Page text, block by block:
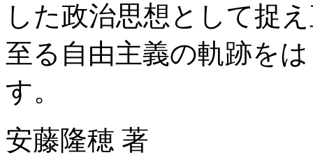
した政治思想として捉
至る自由主義の軌跡を
す。
安藤隆穂 著